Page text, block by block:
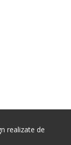
realizate de